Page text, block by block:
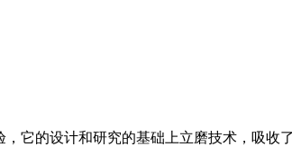
它的设计和研究的基础上立磨技术，吸